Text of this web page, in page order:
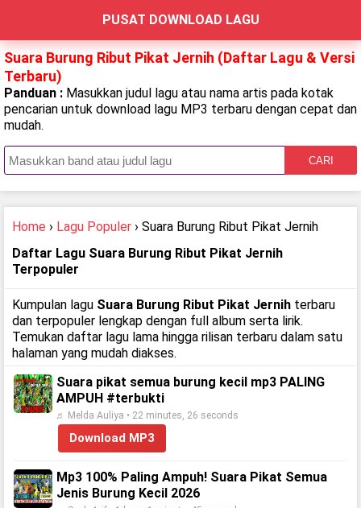
PUSAT DOWNLOAD LAGU
Suara Burung Ribut Pikat Jernih (Daftar Lagu & Versi
Terbaru)
Panduan : Masukkan judul lagu atau nama artis pada kotak
pencarian untuk download lagu MP3 terbaru dengan cepat dan
mudah.
CARI
Home › Lagu Populer › Suara Burung Ribut Pikat Jernih
Daftar Lagu Suara Burung Ribut Pikat Jernih
Terpopuler
Kumpulan lagu Suara Burung Ribut Pikat Jernih terbaru
dan terpopuler lengkap dengan full album serta lirik.
Temukan daftar lagu lama hingga rilisan terbaru dalam satu
halaman yang mudah diakses.
Suara pikat semua burung kecil mp3 PALING
AMPUH #terbukti
♬ Melda Auliya • 22 minutes, 26 seconds
Download MP3
Mp3 100% Paling Ampuh! Suara Pikat Semua
Jenis Burung Kecil 2026